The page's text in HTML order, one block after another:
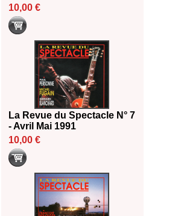
10,00 €
La Revue du Spectacle N° 7
- Avril Mai 1991
10,00 €